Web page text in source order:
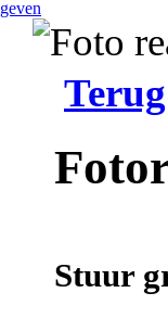
Terug
Stuur